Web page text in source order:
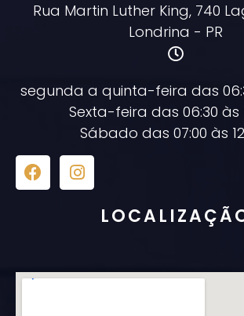
Rua Martin Luther King, 740
Londrina - PR
segunda a quinta-feira das
Sexta-feira das 06:30 às
Sábado das 07:00 às